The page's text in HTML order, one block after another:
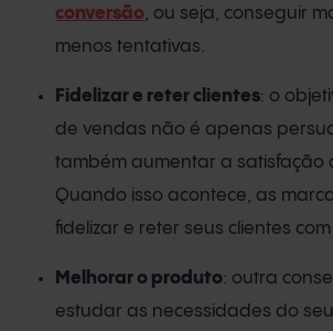
conversão, ou seja, conseguir
menos tentativas.
Fidelizar e reter clientes: o
de vendas não é apenas
também aumentar a satisfação
Quando isso acontece, as
fidelizar e reter seus clientes
Melhorar o produto: outra
estudar as necessidades do seu